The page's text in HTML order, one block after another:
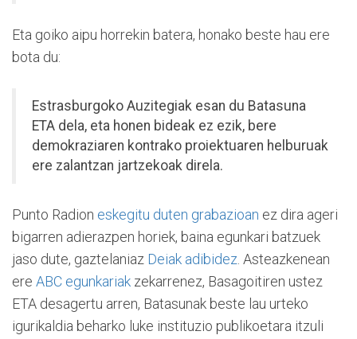
Eta goiko aipu horrekin batera, honako beste hau ere
bota du:
Estrasburgoko Auzitegiak esan du Batasuna
ETA dela, eta honen bideak ez ezik, bere
demokraziaren kontrako proiektuaren helburuak
ere zalantzan jartzekoak direla.
Punto Radion eskegitu duten grabazioan ez dira ageri
bigarren adierazpen horiek, baina egunkari batzuek
jaso dute, gaztelaniaz Deiak adibidez . Asteazkenean
ere ABC egunkariak zekarrenez, Basagoitiren ustez
ETA desagertu arren, Batasunak beste lau urteko
igurikaldia beharko luke instituzio publikoetara itzuli